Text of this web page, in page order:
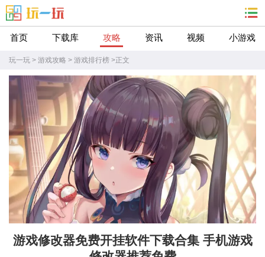
首页 下载库 攻略 资讯 视频 小游戏
玩一玩 > 游戏攻略 > 游戏排行榜 >正文
游戏修改器免费开挂软件下载合集 手机游戏